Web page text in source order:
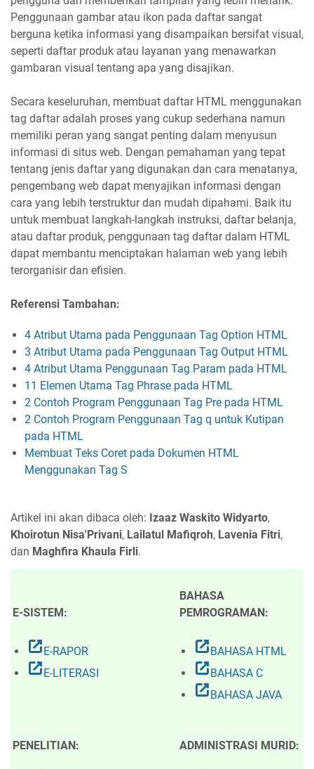
Penggunaan gambar atau ikon pada daftar sangat
berguna ketika informasi yang disampaikan bersifat visual,
seperti daftar produk atau layanan yang menawarkan
gambaran visual tentang apa yang disajikan.
Secara keseluruhan, membuat daftar HTML menggunakan
tag daftar adalah proses yang cukup sederhana namun
memiliki peran yang sangat penting dalam menyusun
informasi di situs web. Dengan pemahaman yang tepat
tentang jenis daftar yang digunakan dan cara menatanya,
pengembang web dapat menyajikan informasi dengan
cara yang lebih terstruktur dan mudah dipahami. Baik itu
untuk membuat langkah-langkah instruksi, daftar belanja,
atau daftar produk, penggunaan tag daftar dalam HTML
dapat membantu menciptakan halaman web yang lebih
terorganisir dan efisien.
Referensi Tambahan:
4 Atribut Utama pada Penggunaan Tag Option HTML
3 Atribut Utama pada Penggunaan Tag Output HTML
4 Atribut Utama Penggunaan Tag Param pada HTML
11 Elemen Utama Tag Phrase pada HTML
2 Contoh Program Penggunaan Tag Pre pada HTML
2 Contoh Program Penggunaan Tag q untuk Kutipan
pada HTML
Membuat Teks Coret pada Dokumen HTML
Menggunakan Tag S
Artikel ini akan dibaca oleh: Izaaz Waskito Widyarto,
Khoirotun Nisa'Privani, Lailatul Mafiqroh, Lavenia Fitri,
dan Maghfira Khaula Firli.
E-SISTEM:
BAHASA
PEMROGRAMAN:
open_in_new E-RAPOR
open_in_new E-LITERASI
open_in_new BAHASA HTML
open_in_new BAHASA C
open_in_new BAHASA JAVA
PENELITIAN: ADMINISTRASI MURID: